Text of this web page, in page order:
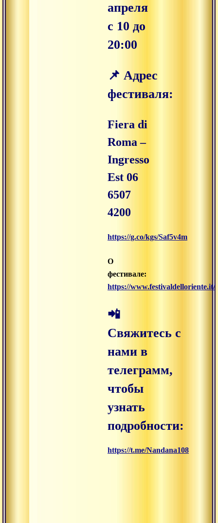
апреля
с 10 до
20:00
📌 Адрес
фестиваля:
Fiera di
Roma –
Ingresso
Est 06
6507
4200
https://g.co/kgs/Saf5v4m
О
фестивале:
https://www.festivaldelloriente.it/
📲
Свяжитесь с
нами в
телеграмм,
чтобы
узнать
подробности:
https://t.me/Nandana108